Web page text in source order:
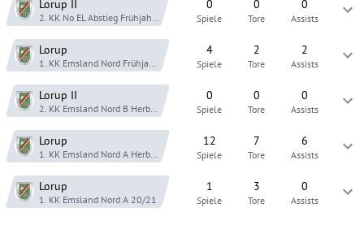
Lorup II
2. KK No EL Abstieg Frühjahr 22
0
Spiele
0
Tore
0
Assists
Lorup
1. KK Emsland Nord Frühjahr 22
4
Spiele
2
Tore
2
Assists
Lorup II
2. KK Emsland Nord B Herbst 21
0
Spiele
0
Tore
0
Assists
Lorup
1. KK Emsland Nord A Herbst 21
12
Spiele
7
Tore
6
Assists
Lorup
1. KK Emsland Nord A 20/21
1
Spiele
3
Tore
0
Assists